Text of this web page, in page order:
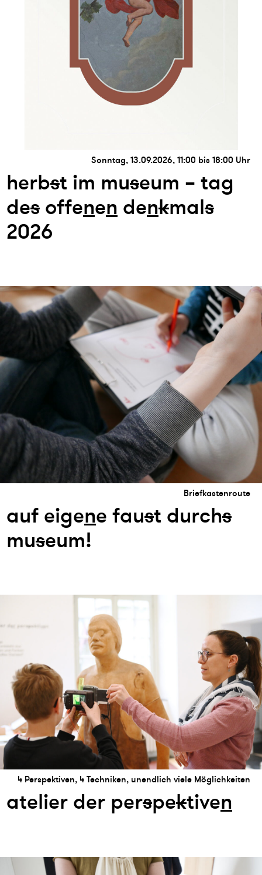
Sonntag, 13.09.2026, 11:00 bis 18:00 Uhr
herbst im museum – tag
desoffenen denkmals
2026
Briefkastenroute
auf eigene faust durchs
museum!
4 Perspektiven, 4 Techniken, unendlich viele Möglichkeiten
atelier der perspektiven